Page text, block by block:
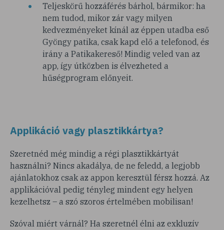
Teljeskörű hozzáférés bárhol, bármikor: ha
nem tudod, mikor zár vagy milyen
kedvezményeket kínál az éppen utadba eső
Gyöngy patika, csak kapd elő a telefonod, és
irány a Patikakereső! Mindig veled van az
app, így útközben is élvezheted a
hűségprogram előnyeit.
Applikáció vagy plasztikkártya?
Szeretnéd még mindig a régi plasztikkártyát
használni? Nincs akadálya, de ne feledd, a legjobb
ajánlatokhoz csak az appon keresztül férsz hozzá. Az
applikációval pedig tényleg mindent egy helyen
kezelhetsz – a szó szoros értelmében mobilisan!
Szóval miért várnál? Ha szeretnél élni az exkluzív